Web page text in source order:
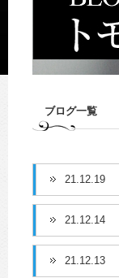
ブログ一覧
21.12.19
21.12.14
21.12.13